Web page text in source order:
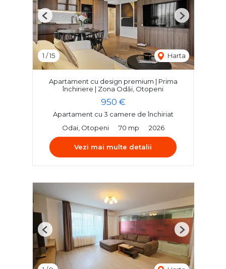
1 /15 Harta
Previous Next
Apartament cu design premium | Prima
închiriere | Zona Odăi, Otopeni
950 €
Apartament cu 3 camere de închiriat
Odai, Otopeni
70 mp 2026
Vezi mai multe detalii
Previous Next